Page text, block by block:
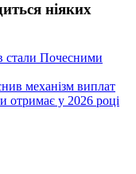
ніяких
стали Почесними
механізм виплат
отримає у 2026 році